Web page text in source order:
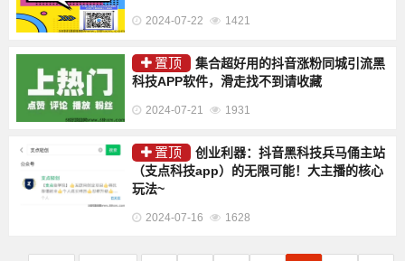
2024-07-22 1421
置顶
集合超好用的抖音涨粉同城引流黑
科技APP软件，滑走找不到请收藏
2024-07-21 1931
置顶
创业利器：抖音黑科技兵马俑主站
（支点科技app）的无限可能！大主播的核心
玩法~
2024-07-16 1628